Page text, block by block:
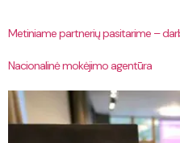
Metiniame partnerių pasitarime –
Nacionalinė mokėjimo agentūra